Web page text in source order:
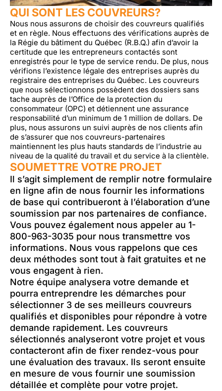
QUI SONT LES COUVREURS?
Nous nous assurons de choisir des couvreurs qualifiés
et en règle. Nous effectuons des vérifications auprès de
la Régie du bâtiment du Québec (R.B.Q.) afin d’avoir la
certitude que les entrepreneurs contactés sont
enregistrés pour le type de service rendu. De plus, nous
vérifions l’existence légale des entreprises auprès du
registraire des entreprises du Québec. Les couvreurs
que nous sélectionnons possèdent des dossiers sans
tache auprès de l’Office de la protection du
consommateur (OPC) et détiennent une assurance
responsabilité d’un minimum de 1 million de dollars. De
plus, nous assurons un suivi auprès de nos clients afin
de s’assurer que nos couvreurs-partenaires
maintiennent les plus hauts standards de l’industrie au
niveau de la qualité du travail et du service à la clientèle.
SOUMETTRE VOTRE PROJET
Il s’agit simplement de remplir notre formulaire
en ligne afin de nous fournir les informations
de base qui contribueront à l’élaboration d’une
soumission par nos partenaires de confiance.
Vous pouvez également nous appeler au 1-
800-963-3035 pour nous transmettre vos
informations. Nous vous rappelons que ces
deux méthodes sont tout à fait gratuites et ne
vous engagent à rien.
Notre équipe analysera votre demande et
pourra entreprendre les démarches pour
sélectionner 3 de ses meilleurs couvreurs
qualifiés et disponibles pour répondre à votre
demande rapidement. Les couvreurs
sélectionnés analyseront votre projet et vous
contacteront afin de fixer rendez-vous pour
une évaluation des travaux. Ils seront ensuite
en mesure de vous fournir une soumission
détaillée et complète pour votre projet.